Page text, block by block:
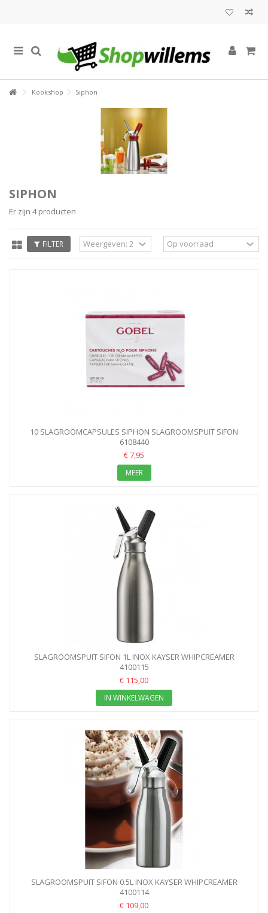
Kookshop Siphon
SIPHON
Er zijn 4 producten
FILTER
10 SLAGROOMCAPSULES SIPHON SLAGROOMSPUIT SIFON
PATROON...
6108440
€ 7,95
MEER
SLAGROOMSPUIT SIFON 1L INOX KAYSER WHIPCREAMER
4100115
€ 115,00
IN WINKELWAGEN
SLAGROOMSPUIT SIFON 0.5L INOX KAYSER WHIPCREAMER
4100114
€ 109,00